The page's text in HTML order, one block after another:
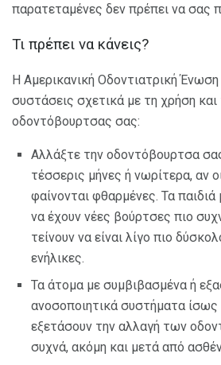
παρατεταμένες δεν πρέπει να σας
Τι πρέπει να κάνεις?
Η Αμερικανική Οδοντιατρική Ένωση
συστάσεις σχετικά με τη χρήση
οδοντόβουρτσας σας:
Αλλάξτε την οδοντόβουρτσα
τέσσερις μήνες ή νωρίτερα, αν
φαίνονται φθαρμένες. Τα παιδιά
να έχουν νέες βούρτσες πιο
τείνουν να είναι λίγο πιο
ενήλικες.
Τα άτομα με συμβιβασμένα ή
ανοσοποιητικά συστήματα ίσως
εξετάσουν την αλλαγή των
συχνά, ακόμη και μετά από